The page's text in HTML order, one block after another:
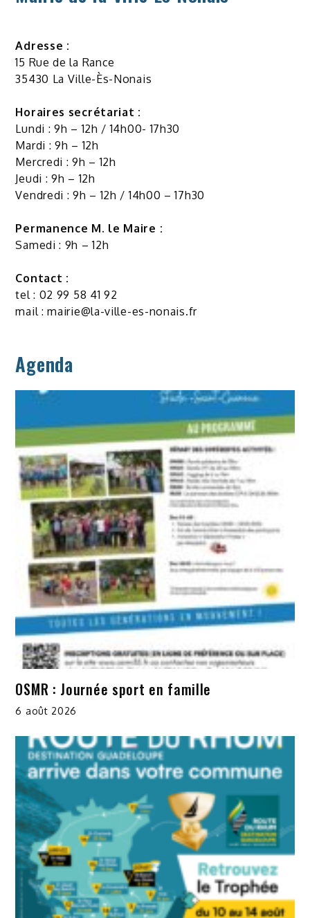
Adresse :
15 Rue de la Rance
35430 La Ville-Ès-Nonais
Horaires secrétariat :
Lundi : 9h – 12h / 14h00- 17h30
Mardi : 9h – 12h
Mercredi : 9h – 12h
Jeudi : 9h – 12h
Vendredi : 9h – 12h / 14h00 – 17h30
Permanence M. le Maire :
Samedi : 9h – 12h
Contact :
tel : 02 99 58 41 92
mail :mairie@la-ville-es-nonais.fr
Agenda
OSMR : Journée sport en famille
6 août 2026